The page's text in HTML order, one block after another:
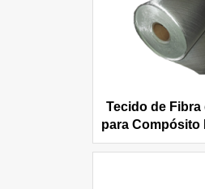
Tecido de Fibra
para Compósito